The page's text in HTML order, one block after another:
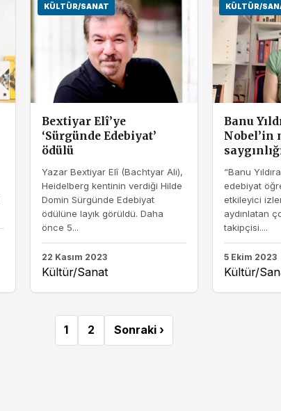
KÜLTÜR/SANAT
Bextiyar Elî’ye
‘Sürgünde Edebiyat’
ödülü
Yazar Bextiyar Elî (Bachtyar Ali),
Heidelberg kentinin verdiği Hilde
Domin Sürgünde Edebiyat
ödülüne layık görüldü. Daha
önce 5...
22 Kasım 2023
Kültür/Sanat
KÜLTÜR/
Banu
Nobel’in
“Banu
edebiyat
etkileyici
aydınlatan
takipçisi....
5 Ekim 2023
Kültür/
1 2 Sonraki ›